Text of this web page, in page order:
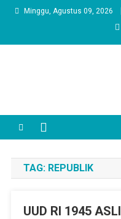
Skip
Minggu, Agustus 09, 2026
TAG: REPUBLIK
UUD RI 1945 ASLI